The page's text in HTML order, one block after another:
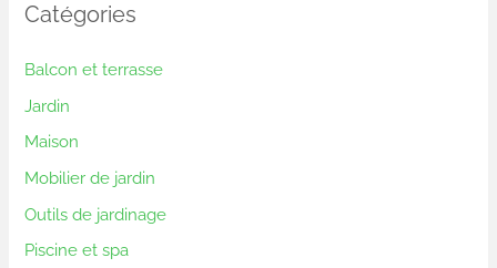
Catégories
Balcon et terrasse
Jardin
Maison
Mobilier de jardin
Outils de jardinage
Piscine et spa